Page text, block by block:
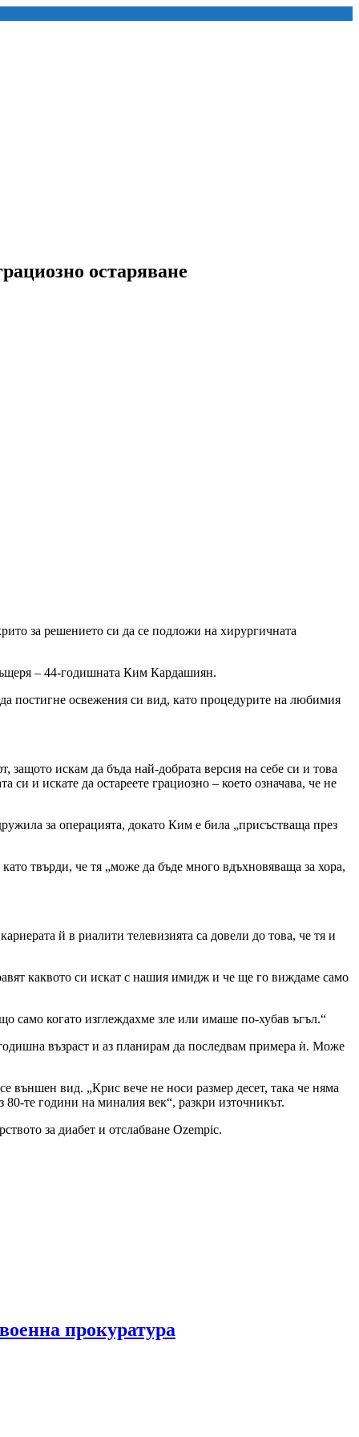
остаряване
за решението си да се подложи на хирургичната
– 44-годишната Ким Кардашиян.
постигне освежения си вид, като процедурите на любимия
искам да бъда най-добрата версия на себе си и това
и искате да остареете грациозно – което означава, че не
за операцията, докато Ким е била „присъстваща през
твърди, че тя „може да бъде много вдъхновяваща за хора,
й в риалити телевизията са довели до това, че тя и
каквото си искат с нашия имидж и че ще го виждаме само
само когато изглеждахме зле или имаше по-хубав ъгъл.“
възраст и аз планирам да последвам примера ѝ. Може
външен вид. „Крис вече не носи размер десет, така че няма
те години на миналия век“, разкри източникът.
за диабет и отслабване Ozempic.
прокуратура